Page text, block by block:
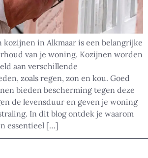
kozijnen in Alkmaar is een belangrijke
van je woning. Kozijnen worden
aan verschillende
zoals regen, zon en kou. Goed
bieden bescherming tegen deze
de levensduur en geven je woning
In dit blog ontdek je waarom
essentieel […]